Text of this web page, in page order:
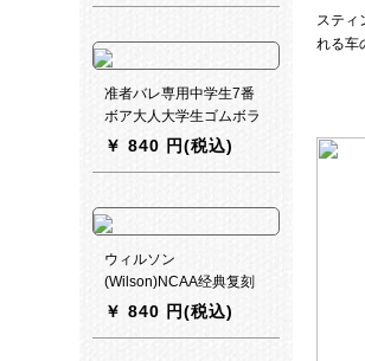
スティ
れる车
准者バレ専用中学生7番
ボア大人大学生ゴムボラ
ル
￥ 840 円(税込)
ウィルソン
(Wilson)NCAA经典复刻
版PUバーンスコープ7号
￥ 840 円(税込)